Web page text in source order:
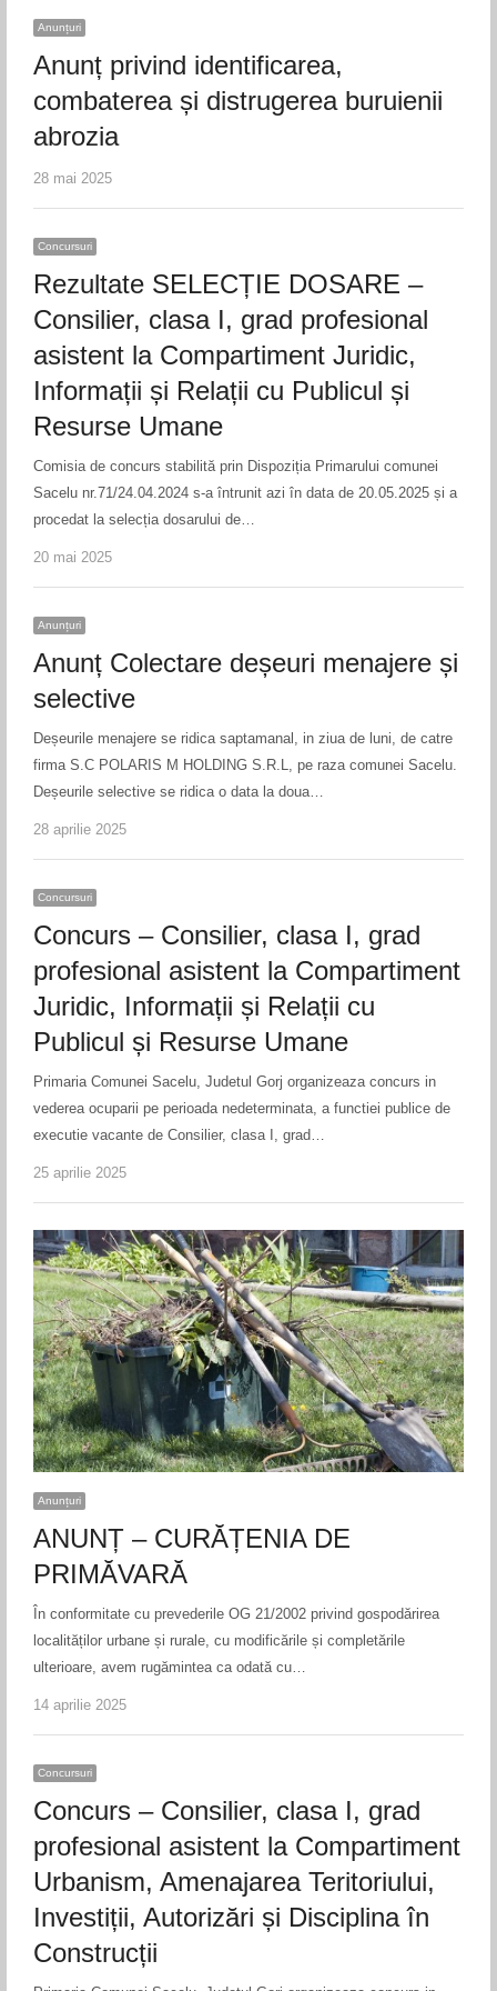
Anunțuri
Anunț privind identificarea,
combaterea și distrugerea buruienii
abrozia
28 mai 2025
Concursuri
Rezultate SELECȚIE DOSARE –
Consilier, clasa I, grad profesional
asistent la Compartiment Juridic,
Informații și Relații cu Publicul și
Resurse Umane
Comisia de concurs stabilită prin Dispoziția Primarului comunei
Sacelu nr.71/24.04.2024 s-a întrunit azi în data de 20.05.2025 și a
procedat la selecția dosarului de…
20 mai 2025
Anunțuri
Anunț Colectare deșeuri menajere și
selective
Deșeurile menajere se ridica saptamanal, in ziua de luni, de catre
firma S.C POLARIS M HOLDING S.R.L, pe raza comunei Sacelu.
Deșeurile selective se ridica o data la doua…
28 aprilie 2025
Concursuri
Concurs – Consilier, clasa I, grad
profesional asistent la Compartiment
Juridic, Informații și Relații cu
Publicul și Resurse Umane
Primaria Comunei Sacelu, Judetul Gorj organizeaza concurs in
vederea ocuparii pe perioada nedeterminata, a functiei publice de
executie vacante de Consilier, clasa I, grad…
25 aprilie 2025
Anunțuri
ANUNȚ – CURĂȚENIA DE
PRIMĂVARĂ
În conformitate cu prevederile OG 21/2002 privind gospodărirea
localităților urbane și rurale, cu modificările și completările
ulterioare, avem rugămintea ca odată cu…
14 aprilie 2025
Concursuri
Concurs – Consilier, clasa I, grad
profesional asistent la Compartiment
Urbanism, Amenajarea Teritoriului,
Investiții, Autorizări și Disciplina în
Construcții